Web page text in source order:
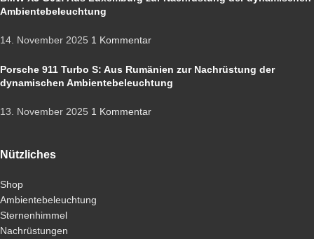
Ambientebeleuchtung
14. November 2025 1 Kommentar
Porsche 911 Turbo S: Aus Rumänien zur Nachrüstung der
dynamischen Ambientebeleuchtung
13. November 2025 1 Kommentar
Nützliches
Shop
Ambientebeleuchtung
Sternenhimmel
Nachrüstungen